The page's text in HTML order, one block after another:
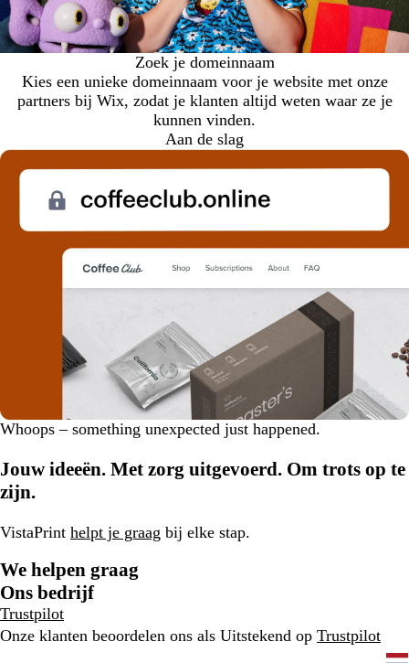
Zoek je domeinnaam
Kies een unieke domeinnaam voor je website met onze
partners bij Wix, zodat je klanten altijd weten waar ze je
kunnen vinden.
Aan de slag
Whoops – something unexpected just happened.
s
t
Jouw ideeën. Met zorg uitgevoerd. Om trots op te
zijn.
VistaPrint helpt je graag bij elke stap.
We helpen graag
Ons bedrijf
Trustpilot
Onze klanten beoordelen ons als Uitstekend op Trustpilot